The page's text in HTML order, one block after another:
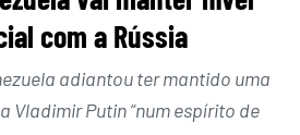
com a Rússia
adiantou ter mantido uma
Vladimir Putin “num espírito de